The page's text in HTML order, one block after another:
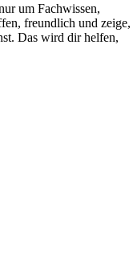
um Fachwissen,
freundlich und zeige,
Das wird dir helfen,